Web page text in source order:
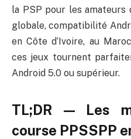
la PSP pour les
globale, compatibilité
en Côte d’Ivoire, au
ces jeux tournent
Android 5.0 ou supérieur.
TL;DR — Les
course PPSSPP